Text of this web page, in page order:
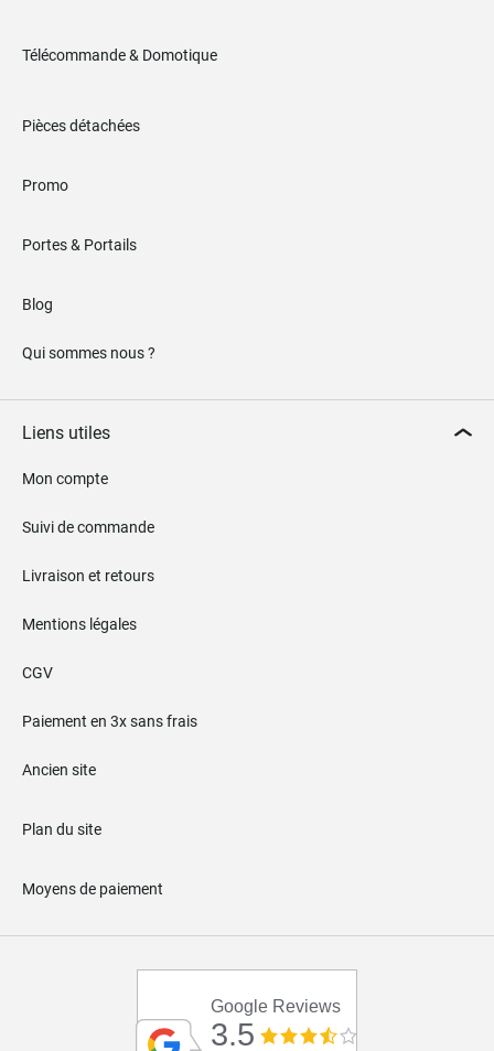
Télécommande & Domotique
Pièces détachées
Promo
Portes & Portails
Blog
Qui sommes nous ?
Liens utiles
Mon compte
Suivi de commande
Livraison et retours
Mentions légales
CGV
Paiement en 3x sans frais
Ancien site
Plan du site
Moyens de paiement
Google Reviews
3.5